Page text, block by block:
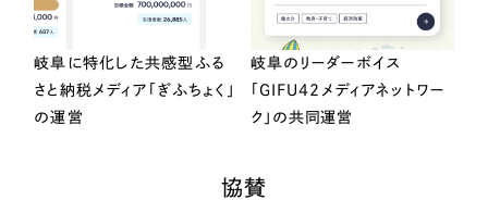
岐阜に特化した共感型ふる
さと納税メディア「ぎふちょく」
の運営
岐阜のリーダーボイス
「GIFU42メディアネットワー
ク」の共同運営
協賛